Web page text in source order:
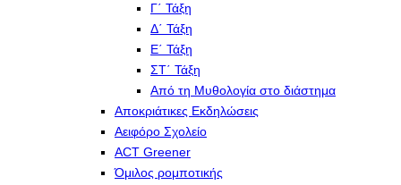
Γ΄ Τάξη
Δ΄ Τάξη
Ε΄ Τάξη
ΣΤ΄ Τάξη
Από τη Μυθολογία στο διάστημα
Αποκριάτικες Εκδηλώσεις
Αειφόρο Σχολείο
ACT Greener
Όμιλος ρομποτικής